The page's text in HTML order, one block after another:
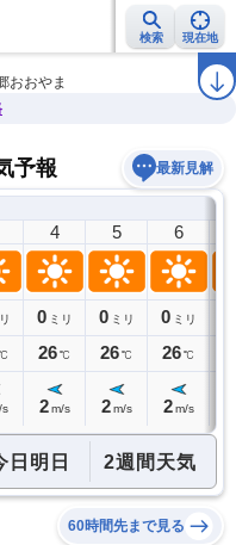
検索 現在地
警報・注意報 ラ
おおやま
予報 最新見解
s
4
0 ミリ
26℃
2 m/s
5
0 ミリ
26℃
2 m/s
6
0 ミリ
26℃
2 m/s
日明日 2週間天気
60時間先まで見る